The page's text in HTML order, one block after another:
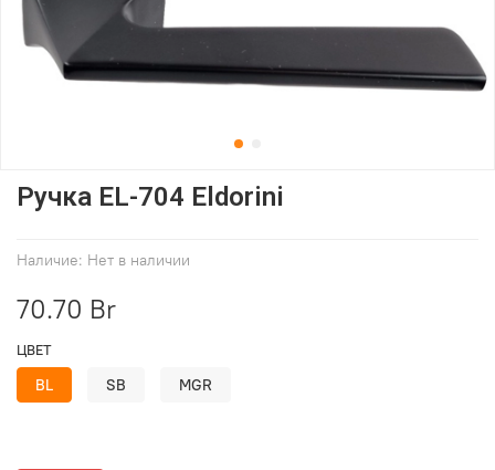
Наличие: Нет в наличии
Ручка EL-704 Eldorini
70.70 Br
ЦВЕТ
BL SB MGR